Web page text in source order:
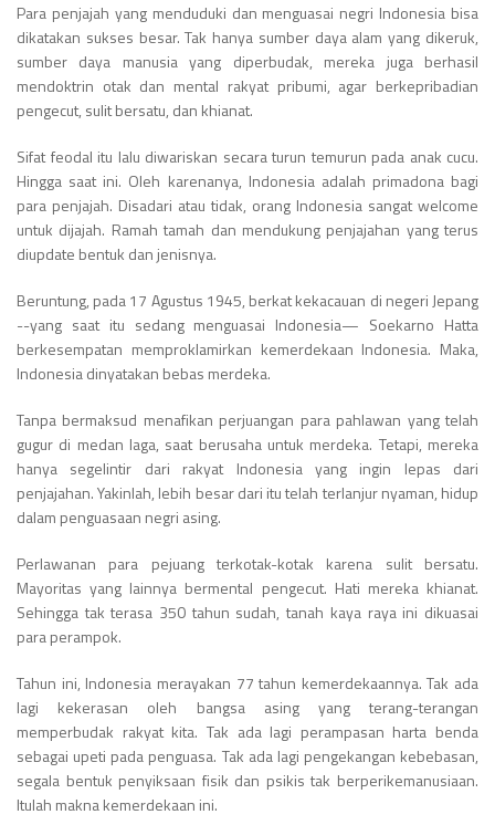
Para penjajah yang menduduki dan menguasai negri Indonesia bisa
dikatakan sukses besar. Tak hanya sumber daya alam yang dikeruk,
sumber daya manusia yang diperbudak, mereka juga berhasil
mendoktrin otak dan mental rakyat pribumi, agar berkepribadian
pengecut, sulit bersatu, dan khianat.
Sifat feodal itu lalu diwariskan secara turun temurun pada anak cucu.
Hingga saat ini. Oleh karenanya, Indonesia adalah primadona bagi
para penjajah. Disadari atau tidak, orang Indonesia sangat welcome
untuk dijajah. Ramah tamah dan mendukung penjajahan yang terus
diupdate bentuk dan jenisnya.
Beruntung, pada 17 Agustus 1945, berkat kekacauan di negeri Jepang
--yang saat itu sedang menguasai Indonesia— Soekarno Hatta
berkesempatan memproklamirkan kemerdekaan Indonesia. Maka,
Indonesia dinyatakan bebas merdeka.
Tanpa bermaksud menafikan perjuangan para pahlawan yang telah
gugur di medan laga, saat berusaha untuk merdeka. Tetapi, mereka
hanya segelintir dari rakyat Indonesia yang ingin lepas dari
penjajahan. Yakinlah, lebih besar dari itu telah terlanjur nyaman, hidup
dalam penguasaan negri asing.
Perlawanan para pejuang terkotak-kotak karena sulit bersatu.
Mayoritas yang lainnya bermental pengecut. Hati mereka khianat.
Sehingga tak terasa 350 tahun sudah, tanah kaya raya ini dikuasai
para perampok.
Tahun ini, Indonesia merayakan 77 tahun kemerdekaannya. Tak ada
lagi kekerasan oleh bangsa asing yang terang-terangan
memperbudak rakyat kita. Tak ada lagi perampasan harta benda
sebagai upeti pada penguasa. Tak ada lagi pengekangan kebebasan,
segala bentuk penyiksaan fisik dan psikis tak berperikemanusiaan.
Itulah makna kemerdekaan ini.